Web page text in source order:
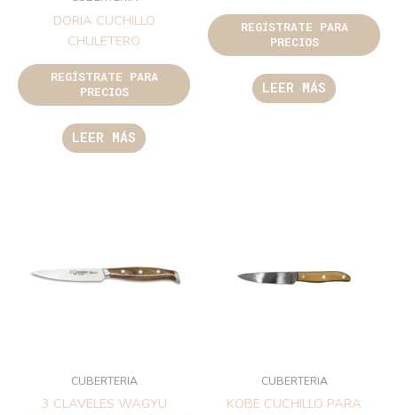
DORIA CUCHILLO
CHULETERO
REGÍSTRATE PARA
PRECIOS
LEER MÁS
REGÍSTRATE PARA
PRECIOS
LEER MÁS
CUBERTERIA
3 CLAVELES WAGYU
CUBERTERIA
KOBE CUCHILLO PARA